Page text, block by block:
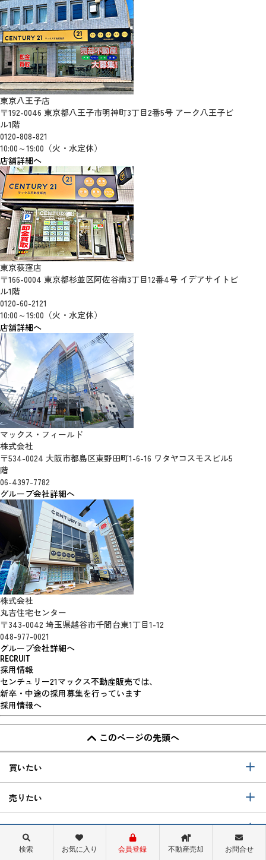
東京八王子店
〒192-0046 東京都八王子市明神町3丁目2番5号 アーク八王子ビ
ル1階
0120-808-821
10:00～19:00（火・水定休）
店舗詳細へ
東京荻窪店
〒166-0004 東京都杉並区阿佐谷南3丁目12番4号 イデアサイトビ
ル1階
0120-60-2121
10:00～19:00（火・水定休）
店舗詳細へ
マックス・フィールド
株式会社
〒534-0024 大阪市都島区東野田町1-6-16 ワタヤコスモスビル5
階
06-4397-7782
グループ会社詳細へ
株式会社
丸吉住宅センター
〒343-0042 埼玉県越谷市千間台東1丁目1-12
048-977-0021
グループ会社詳細へ
RECRUIT
採用情報
センチュリー21マックス不動産販売では、
新卒・中途の採用募集を行っています
採用情報へ
このページの先頭へ
買いたい
売りたい
リフォーム
検索 お気に入り 会員登録 不動産売却 お問合せ